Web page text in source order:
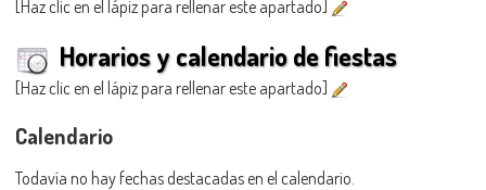
[Haz clic en el lápiz para rellenar este apartado]
Horarios y calendario de fiestas
[Haz clic en el lápiz para rellenar este apartado]
Calendario
Todavía no hay fechas destacadas en el calendario.